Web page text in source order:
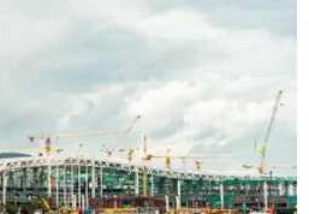
đầu tiên trong phân khúc MPV đáp
cầu sống xanh.
thành xu hướng của
cả thế giới hưởng